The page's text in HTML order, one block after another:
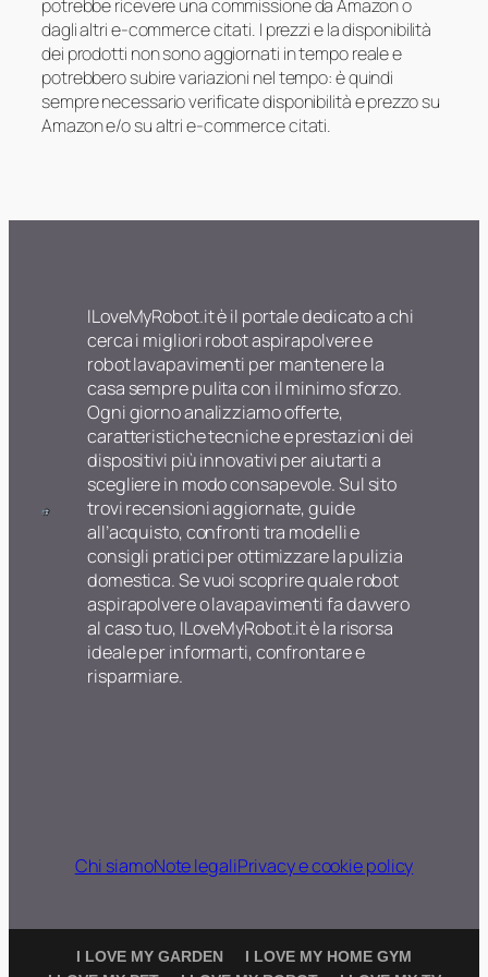
potrebbe ricevere una commissione da Amazon o
dagli altri e-commerce citati. I prezzi e la disponibilità
dei prodotti non sono aggiornati in tempo reale e
potrebbero subire variazioni nel tempo: è quindi
sempre necessario verificate disponibilità e prezzo su
Amazon e/o su altri e-commerce citati.
ILoveMyRobot.it è il portale dedicato a chi
cerca i migliori robot aspirapolvere e
robot lavapavimenti per mantenere la
casa sempre pulita con il minimo sforzo.
Ogni giorno analizziamo offerte,
caratteristiche tecniche e prestazioni dei
dispositivi più innovativi per aiutarti a
scegliere in modo consapevole. Sul sito
trovi recensioni aggiornate, guide
all’acquisto, confronti tra modelli e
consigli pratici per ottimizzare la pulizia
domestica. Se vuoi scoprire quale robot
aspirapolvere o lavapavimenti fa davvero
al caso tuo, ILoveMyRobot.it è la risorsa
ideale per informarti, confrontare e
risparmiare.
Chi siamoNote legaliPrivacy e cookie policy
I LOVE MY GARDEN
I LOVE MY HOME GYM